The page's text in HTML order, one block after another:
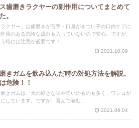
ス歯磨きラクヤーの副作用についてまとめて
。
ラクヤー」は歯磨きが苦手・口臭がきつい子の口内ケアに
用のある危険な成分も入っていないので安心。ですが、
時には注意が必要です！
2021.10.09
きガムを飲み込んだ時の対処方法を解説。
危険！！
きガムは、犬の好きな味や匂いのものも多く、ワンコが
しています。ですが、喜んで噛む...
2021.06.04